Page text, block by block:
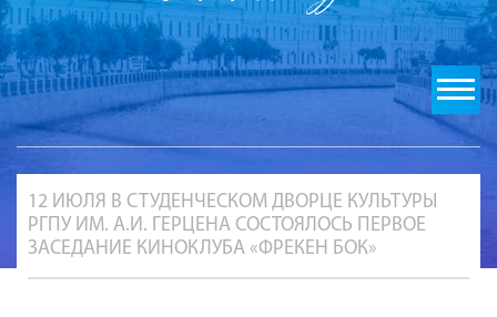
12 ИЮЛЯ В СТУДЕНЧЕСКОМ ДВОРЦЕ КУЛЬТУРЫ
РГПУ ИМ. А.И. ГЕРЦЕНА СОСТОЯЛОСЬ ПЕРВОЕ
ЗАСЕДАНИЕ КИНОКЛУБА «ФРЕКЕН БОК»